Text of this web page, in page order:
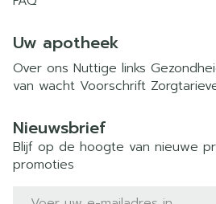
Uw apotheek
Over ons Nuttige links
van wacht Voorschrift
Nieuwsbrief
Blijf op de hoogte van nieuwe
promoties
E-mail adres